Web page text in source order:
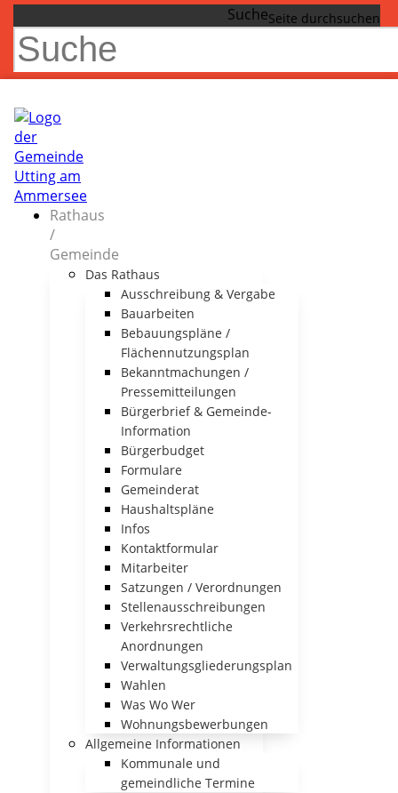
Suche
Rathaus
/
Gemeinde
Das Rathaus
Ausschreibung & Vergabe
Bauarbeiten
Bebauungspläne /
Flächennutzungsplan
Bekanntmachungen /
Pressemitteilungen
Bürgerbrief & Gemeinde-
Information
Bürgerbudget
Formulare
Gemeinderat
Haushaltspläne
Infos
Kontaktformular
Mitarbeiter
Satzungen / Verordnungen
Stellenausschreibungen
Verkehrsrechtliche
Anordnungen
Verwaltungsgliederungsplan
Wahlen
Was Wo Wer
Wohnungsbewerbungen
Allgemeine Informationen
Kommunale und
gemeindliche Termine